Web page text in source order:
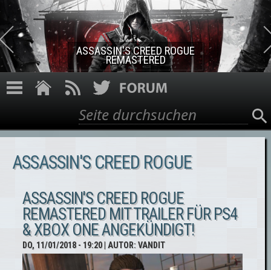
Direkt zum Inhalt
ASSASSIN'S CREED ROGUE
REMASTERED
Suchformular
Suche
ASSASSIN'S CREED ROGUE
ASSASSIN'S CREED ROGUE
REMASTERED MIT TRAILER FÜR PS4
& XBOX ONE ANGEKÜNDIGT!
DO, 11/01/2018 - 19:20| AUTOR:VANDIT